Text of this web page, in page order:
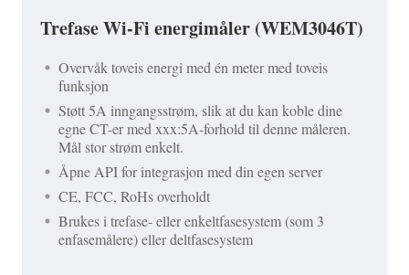
Trefase Wi-Fi energimåler (WEM3046T)
Overvåk toveis energi med én meter med toveis
funksjon
Støtt 5A inngangsstrøm, slik at du kan koble dine
egne CT-er med xxx:5A-forhold til denne måleren.
Mål stor strøm enkelt.
Åpne API for integrasjon med din egen server
CE, FCC, RoHs overholdt
Brukes i trefase- eller enkeltfasesystem (som 3
enfasemålere) eller deltfasesystem